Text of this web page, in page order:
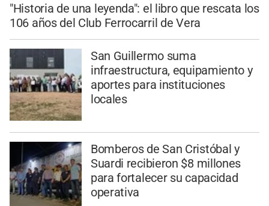
"Historia de una leyenda": el libro que rescata los
106 años del Club Ferrocarril de Vera
San Guillermo suma
infraestructura, equipamiento y
aportes para instituciones
locales
Bomberos de San Cristóbal y
Suardi recibieron $8 millones
para fortalecer su capacidad
operativa